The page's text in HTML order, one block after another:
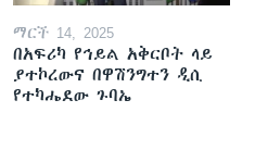
ማርች 14, 2025
በአፍሪካ የኅይል አቅርቦት ላይ
ያተኮረውና በዋሽንግተን ዲሲ
የተካሔደው ጉባኤ